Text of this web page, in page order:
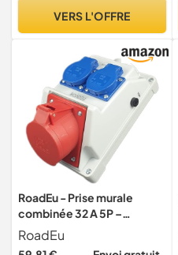
installations électriques
VERS L'OFFRE
RoadEu - Prise murale
combinée 32 A 5P –
Répartiteur mural 32 A avec
2 x 230 V – Répartiteur de
RoadEu